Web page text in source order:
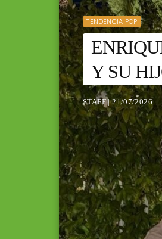
TENDENCIA POP
Y SU
STAFF | 21/07/2026